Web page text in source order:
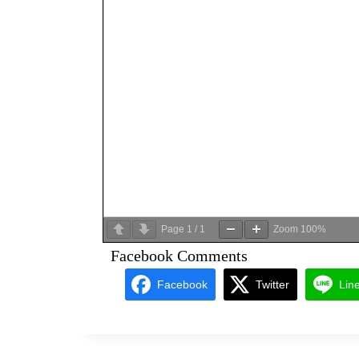
Page 1 / 1 Zoom 100%
Facebook Comments
Facebook Twitter